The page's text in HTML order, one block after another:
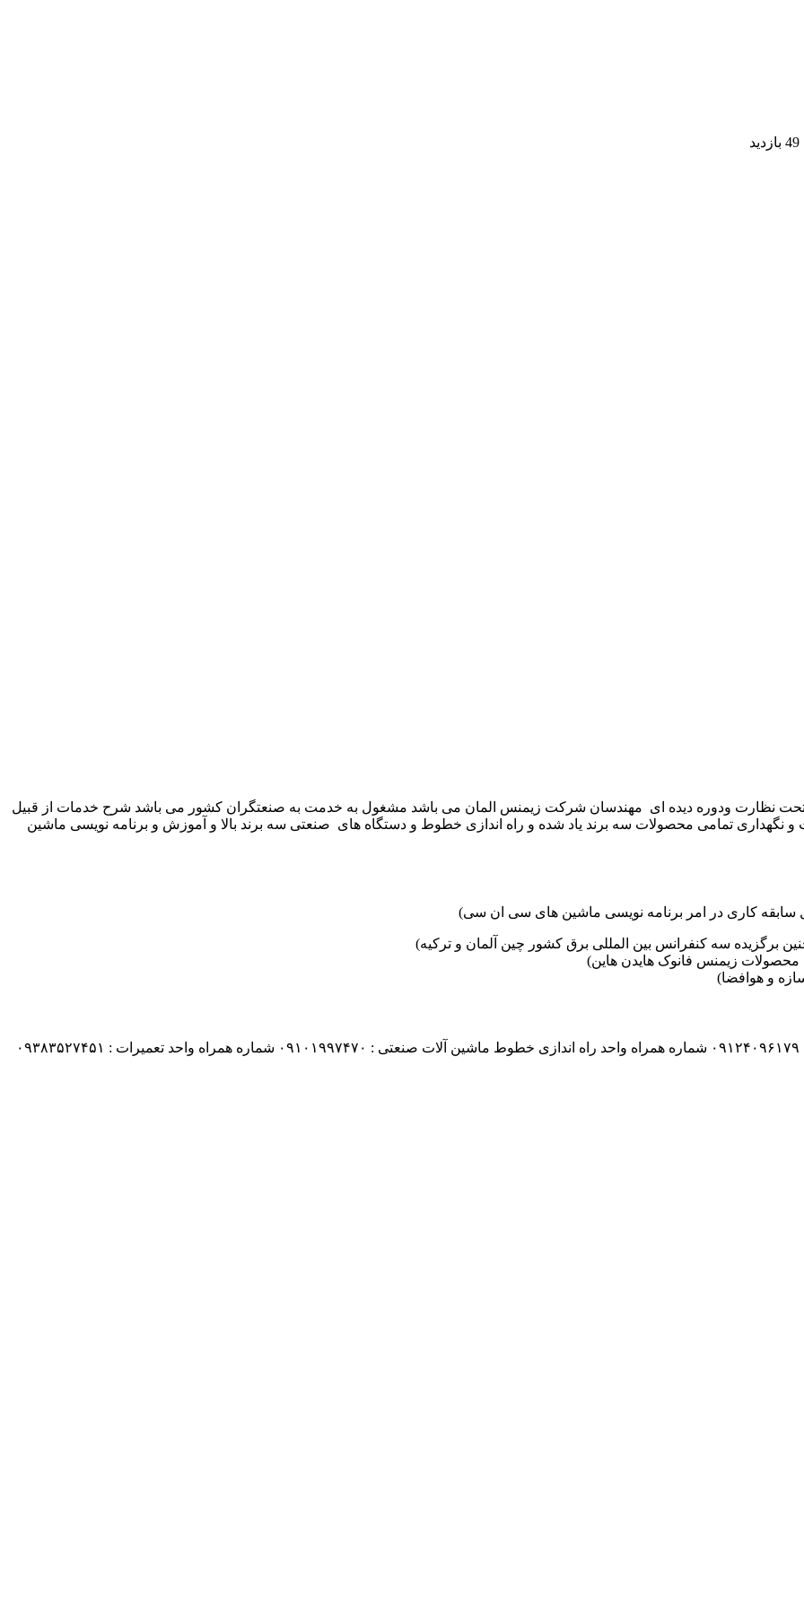
49 بازدید
تکنوست با مدیریت مهندس علی فرخانی که از سال ۱۳۶۵ تحت نظارت ودوره دیده ای مهندسان شرکت زیمنس المان می باشد مشغول به خدمت به صنعتگران کشور می باشد شرح خدمات از قبیل
نگهداری تمامی محصولات سه برند یاد شده و راه اندازی خطوط و دستگاه های صنعتی سه برند بالا و آموزش و برنامه نویسی ماشین
برگزیده سه کنفرانس بین المللی برق کشور چین آلمان و ترکیه)
زیمنس فانوک هایدن هاین)
و هوافضا)